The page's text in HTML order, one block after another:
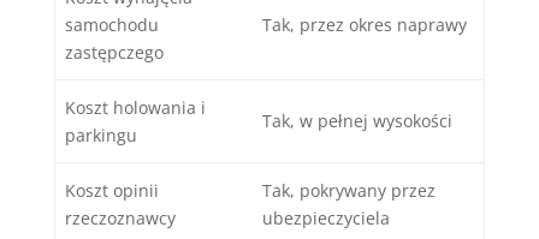
samochodu
zastępczego
Tak, przez okres naprawy
Koszt holowania i
parkingu
Tak, w pełnej wysokości
Koszt opinii
rzeczoznawcy
Tak, pokrywany przez
ubezpieczyciela